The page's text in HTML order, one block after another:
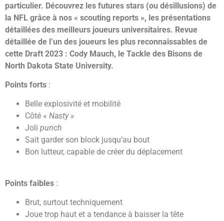
particulier. Découvrez les futures stars (ou désillusions) de
la NFL grâce à nos « scouting reports », les présentations
détaillées des meilleurs joueurs universitaires. Revue
détaillée de l’un des joueurs les plus reconnaissables de
cette Draft 2023 : Cody Mauch, le Tackle des Bisons de
North Dakota State University.
Points forts :
Belle explosivité et mobilité
Côté « Nasty »
Joli punch
Sait garder son block jusqu’au bout
Bon lutteur, capable de créer du déplacement
Points faibles :
Brut, surtout techniquement
Joue trop haut et a tendance à baisser la tête